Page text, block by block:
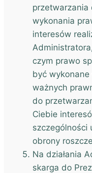
przetwarzania
wykonania
interesów
czym prawo
być
ważnych
do
Ciebie
szczególności
obrony
Na działania
skarga do